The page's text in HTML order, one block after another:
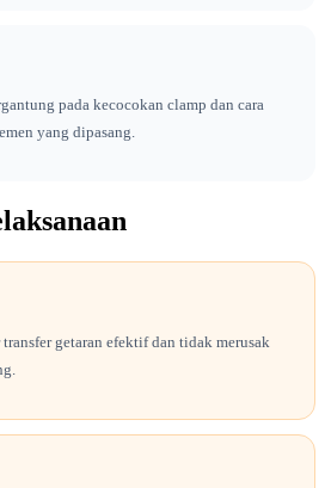
pada kecocokan clamp dan cara
yang dipasang.
getaran efektif dan tidak merusak